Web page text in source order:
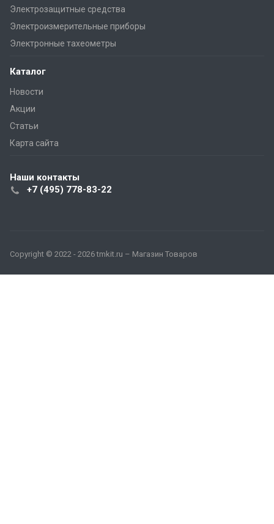
Электрозащитные средства
Электроизмерительные приборы
Электронные тахеометры
Каталог
Новости
Акции
Статьи
Карта сайта
Наши контакты
+7 (495) 778-83-22
Copyright © 2022 - 2026 tmkit.ru – Магазин Товаров